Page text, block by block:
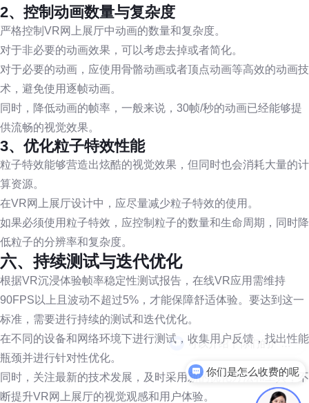
2、控制动画数量与复杂度
严格控制VR网上展厅中动画的数量和复杂度。
对于非必要的动画效果，可以考虑去掉或者简化。
对于必要的动画，应使用骨骼动画或者顶点动画等高效的动画技
术，避免使用逐帧动画。
同时，降低动画的帧率，一般来说，30帧/秒的动画已经能够提
供流畅的视觉效果。
3、优化粒子特效性能
粒子特效能够营造出炫酷的视觉效果，但同时也会消耗大量的计
算资源。
在VR网上展厅设计中，应尽量减少粒子特效的使用。
如果必须使用粒子特效，应控制粒子的数量和生命周期，同时降
低粒子的分辨率和复杂度。
六、持续测试与迭代优化
根据VR沉浸体验帧率稳定性测试报告，在线VR应用需维持
90FPS以上且波动不超过5%，才能保障舒适体验。要达到这一
标准，需要进行持续的测试和迭代优化。
在不同的设备和网络环境下进行测试，收集用户反馈，找出性能
瓶颈并进行针对性优化。
同时，关注最新的技术发展，及时采用新的优化方法和工具，不
断提升VR网上展厅的视觉观感和用户体验。
你们是怎么收费的呢